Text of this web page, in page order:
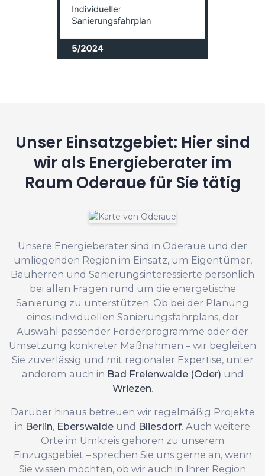
Unser Einsatzgebiet: Hier sind
wir als Energieberater im
Raum Oderaue für Sie tätig
Unsere Energieberater sind in Oderaue und der
umliegenden Region im Einsatz, um Eigentümer,
Bauherren und Sanierungsinteressierte persönlich
bei allen Fragen rund um die energetische
Sanierung zu unterstützen. Ob bei der Planung
eines individuellen Sanierungsfahrplans, der
Auswahl passender Förderprogramme oder der
Umsetzung konkreter Maßnahmen – wir begleiten
Sie zuverlässig und mit regionaler Expertise, unter
anderem auch in Bad Freienwalde (Oder) und
Wriezen.
Darüber hinaus betreuen wir regelmäßig Projekte
in Berlin, Eberswalde und Bliesdorf. Auch weitere
Orte im Umkreis gehören zu unserem
Einzugsgebiet – sprechen Sie uns gerne an, wenn
Sie wissen möchten, ob wir auch in Ihrer Region